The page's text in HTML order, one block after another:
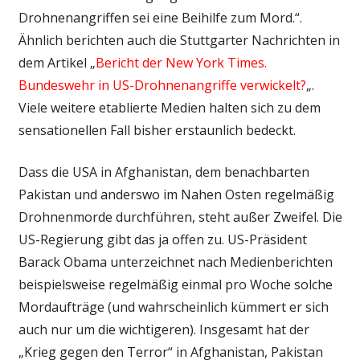
Drohnenangriffen sei eine Beihilfe zum Mord.“.
Ähnlich berichten auch die Stuttgarter Nachrichten in
dem Artikel „Bericht der New York Times.
Bundeswehr in US-Drohnenangriffe verwickelt?„.
Viele weitere etablierte Medien halten sich zu dem
sensationellen Fall bisher erstaunlich bedeckt.
Dass die USA in Afghanistan, dem benachbarten
Pakistan und anderswo im Nahen Osten regelmäßig
Drohnenmorde durchführen, steht außer Zweifel. Die
US-Regierung gibt das ja offen zu. US-Präsident
Barack Obama unterzeichnet nach Medienberichten
beispielsweise regelmäßig einmal pro Woche solche
Mordaufträge (und wahrscheinlich kümmert er sich
auch nur um die wichtigeren). Insgesamt hat der
„Krieg gegen den Terror“ in Afghanistan, Pakistan